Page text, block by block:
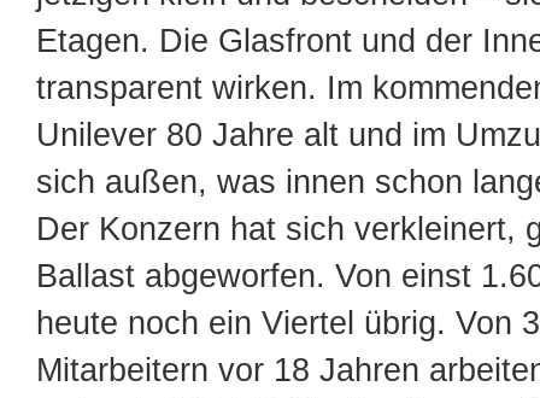
Etagen. Die Glasfront und der
transparent wirken. Im
Unilever 80 Jahre alt und im
sich außen, was innen schon
Der Konzern hat sich verkleinert,
Ballast abgeworfen. Von einst
heute noch ein Viertel übrig. Von
Mitarbeitern vor 18 Jahren